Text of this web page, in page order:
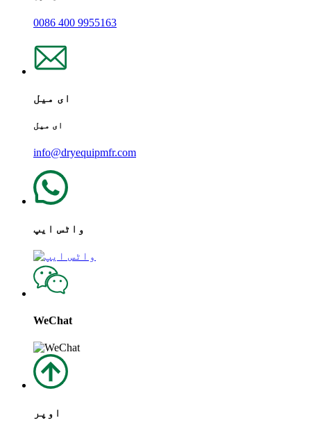
0086 400 9955163
ای میل
ای میل
info@dryequipmfr.com
واٹس ایپ
WeChat
اوپر